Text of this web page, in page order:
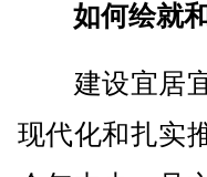
如何绘就
建设宜居宜
现代化和扎实